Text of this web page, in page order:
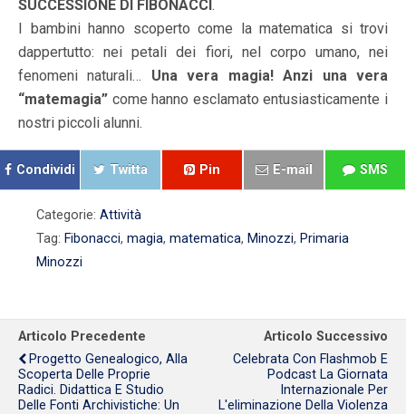
SUCCESSIONE DI FIBONACCI .
I bambini hanno scoperto come la matematica si trovi
dappertutto: nei petali dei fiori, nel corpo umano, nei
fenomeni naturali… Una vera magia! Anzi una vera
“matemagia” come hanno esclamato entusiasticamente i
nostri piccoli alunni.
Condividi Twitta Pin E-mail SMS
Categorie: Attività
Tag: Fibonacci, magia, matematica, Minozzi, Primaria
Minozzi
Articolo Precedente
Progetto Genealogico, Alla
Scoperta Delle Proprie
Radici. Didattica E Studio
Delle Fonti Archivistiche: Un
Articolo Successivo
Celebrata Con Flashmob E
Podcast La Giornata
Internazionale Per
L'eliminazione Della Violenza